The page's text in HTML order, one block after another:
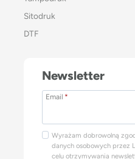
Sitodruk
DTF
Newsletter
Email *
Wyrażam dobrowolną
danych osobowych przez
celu otrzymywania